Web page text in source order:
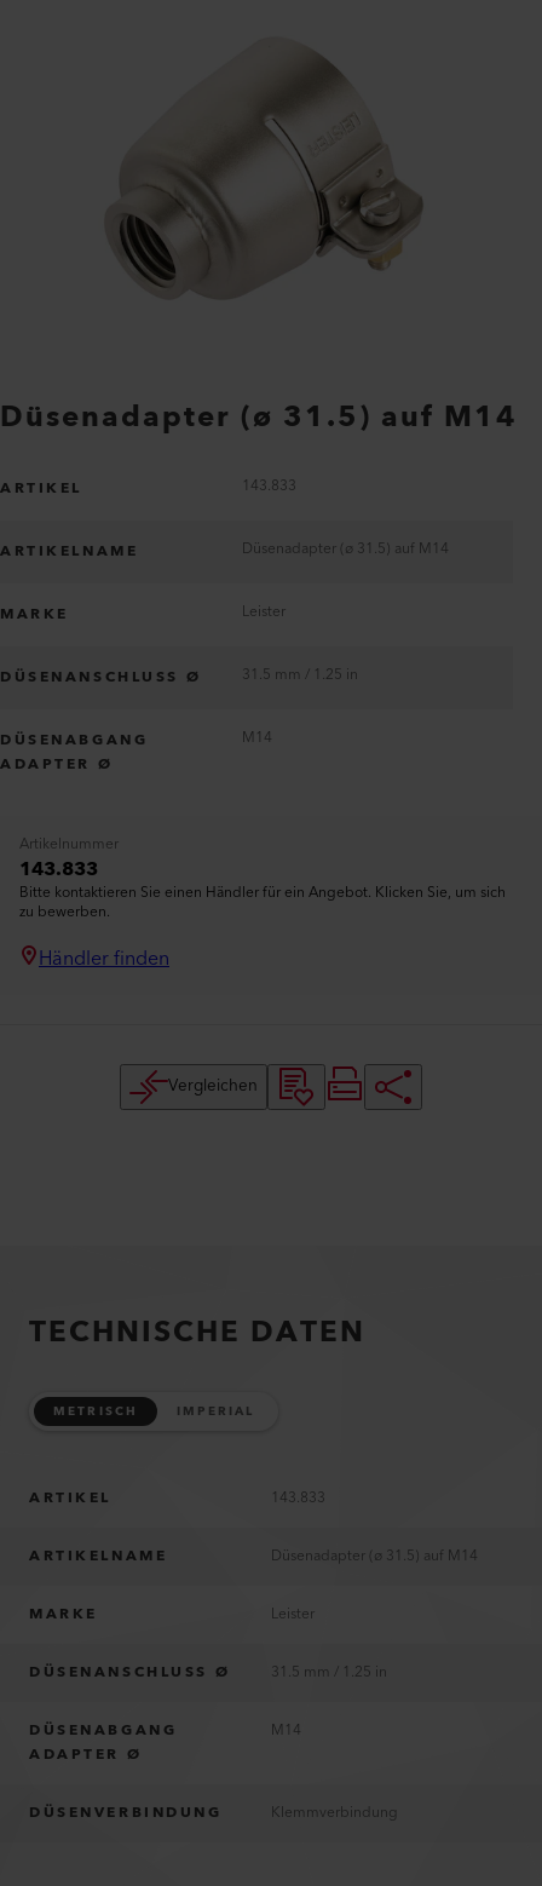
Düsenadapter (ø 31.5) auf M14
ARTIKEL 143.833
ARTIKELNAME Düsenadapter (ø 31.5) auf M14
MARKE Leister
DÜSENANSCHLUSS Ø 31.5 mm / 1.25 in
DÜSENABGANG
ADAPTER Ø
M14
Artikelnummer
143.833
Bitte kontaktieren Sie einen Händler für ein Angebot. Klicken Sie, um sich
zu bewerben.
Händler finden
Vergleichen
TECHNISCHE DATEN
METRISCH IMPERIAL
ARTIKEL 143.833
ARTIKELNAME Düsenadapter (ø 31.5) auf M14
MARKE Leister
DÜSENANSCHLUSS Ø 31.5 mm / 1.25 in
DÜSENABGANG
ADAPTER Ø
M14
DÜSENVERBINDUNG Klemmverbindung